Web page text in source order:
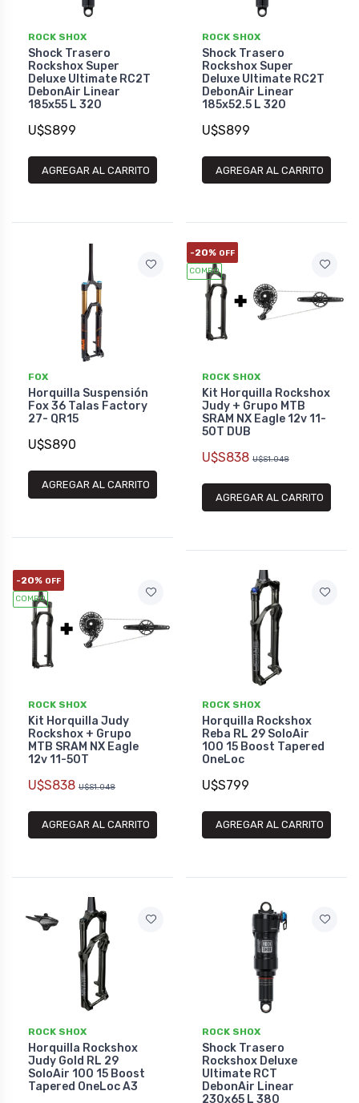
ROCK SHOX
Shock Trasero
Rockshox Super
Deluxe Ultimate RC2T
DebonAir Linear
185x55 L 320
U$S899
AGREGAR AL CARRITO
ROCK SHOX
Shock Trasero
Rockshox Super
Deluxe Ultimate RC2T
DebonAir Linear
185x52.5 L 320
U$S899
AGREGAR AL CARRITO
FOX
Horquilla Suspensión
Fox 36 Talas Factory
27- QR15
U$S890
AGREGAR AL CARRITO
-20% OFF
COMBO
ROCK SHOX
Kit Horquilla Rockshox
Judy + Grupo MTB
SRAM NX Eagle 12v 11-
50T DUB
U$S838 U$S1.048
AGREGAR AL CARRITO
-20% OFF
COMBO
ROCK SHOX
Kit Horquilla Judy
Rockshox + Grupo
MTB SRAM NX Eagle
12v 11-50T
U$S838 U$S1.048
AGREGAR AL CARRITO
ROCK SHOX
Horquilla Rockshox
Reba RL 29 SoloAir
100 15 Boost Tapered
OneLoc
U$S799
AGREGAR AL CARRITO
ROCK SHOX
Horquilla Rockshox
Judy Gold RL 29
SoloAir 100 15 Boost
Tapered OneLoc A3
ROCK SHOX
Shock Trasero
Rockshox Deluxe
Ultimate RCT
DebonAir Linear
230x65 L 380